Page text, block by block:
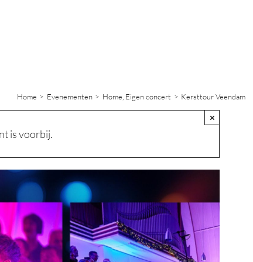
Home Evenementen Home Eigen concert Kersttour Veendam
is voorbij.
×